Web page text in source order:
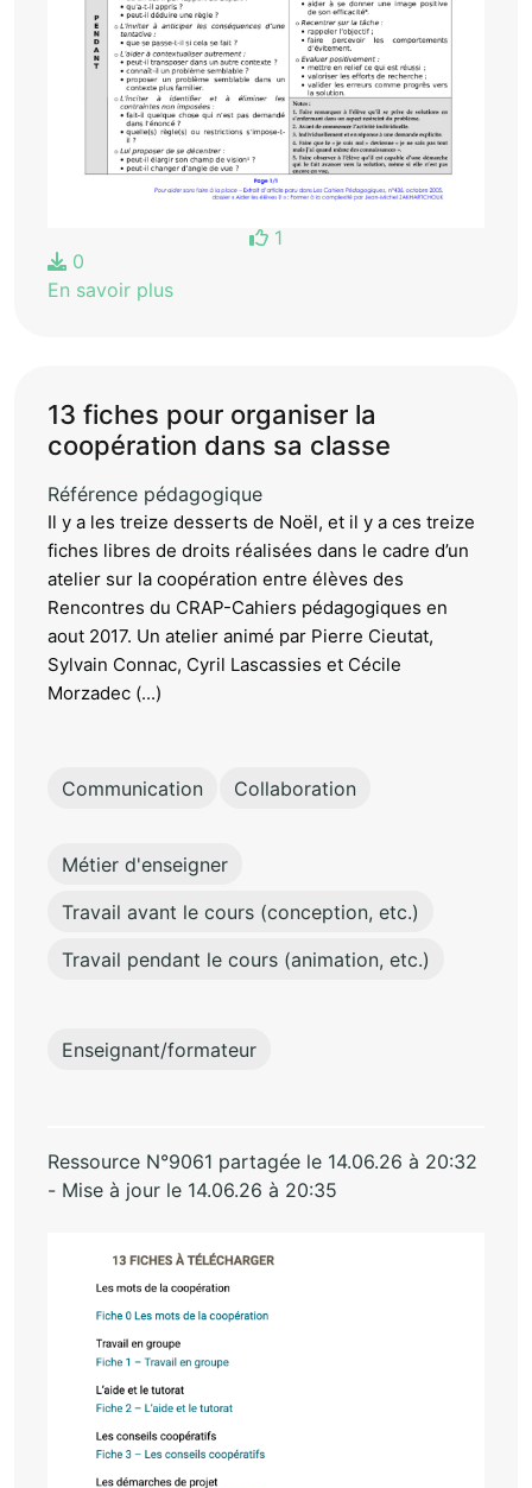
1
0
En savoir plus
13 fiches pour organiser la
coopération dans sa classe
Référence pédagogique
Il y a les treize desserts de Noël, et il y a ces treize
fiches libres de droits réalisées dans le cadre d’un
atelier sur la coopération entre élèves des
Rencontres du CRAP-Cahiers pédagogiques en
aout 2017. Un atelier animé par Pierre Cieutat,
Sylvain Connac, Cyril Lascassies et Cécile
Morzadec (...)
Communication Collaboration
Métier d'enseigner
Travail avant le cours (conception, etc.)
Travail pendant le cours (animation, etc.)
Enseignant/formateur
Ressource N°9061 partagée le 14.06.26 à 20:32
- Mise à jour le 14.06.26 à 20:35